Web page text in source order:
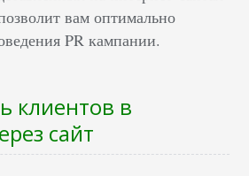
вам оптимально
PR кампании.
клиентов в
сайт